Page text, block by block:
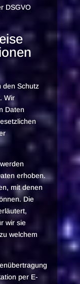
DSGVO
den Schutz
Wir
Daten
erhoben.
mit denen
Die
wir sie
welchem
per E-